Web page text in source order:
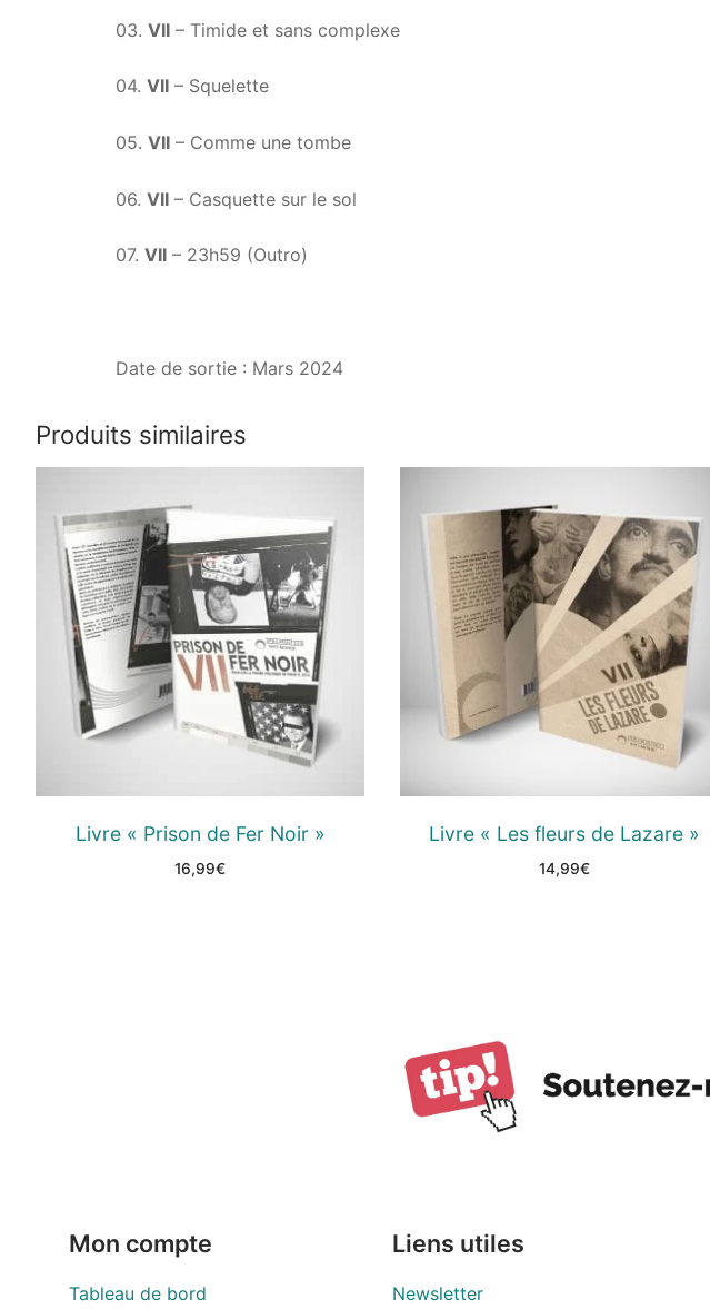
03. VII – Timide et sans complexe
04. VII – Squelette
05. VII – Comme une tombe
06. VII – Casquette sur le sol
07. VII – 23h59 (Outro)
Date de sortie : Mars 2024
Produits similaires
Livre « Prison de Fer Noir »
16,99€
Livre « Les fleurs de Lazare »
14,99€
Mon compte
Tableau de bord
Liens utiles
Newsletter